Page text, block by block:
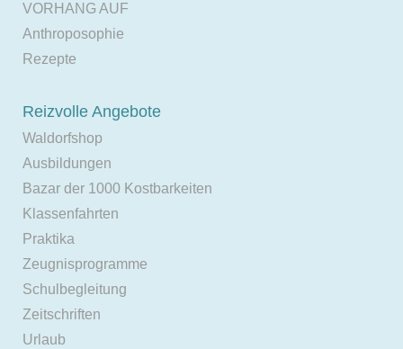
VORHANG AUF
Anthroposophie
Rezepte
Reizvolle Angebote
Waldorfshop
Ausbildungen
Bazar der 1000 Kostbarkeiten
Klassenfahrten
Praktika
Zeugnisprogramme
Schulbegleitung
Zeitschriften
Urlaub